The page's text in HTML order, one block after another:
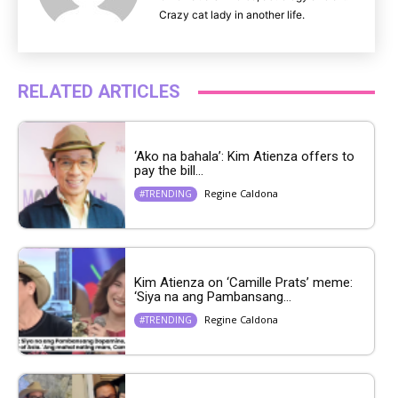
Crazy cat lady in another life.
RELATED ARTICLES
‘Ako na bahala’: Kim Atienza offers to
pay the bill...
#TRENDING Regine Caldona
Kim Atienza on ‘Camille Prats’ meme:
‘Siya na ang Pambansang...
#TRENDING Regine Caldona